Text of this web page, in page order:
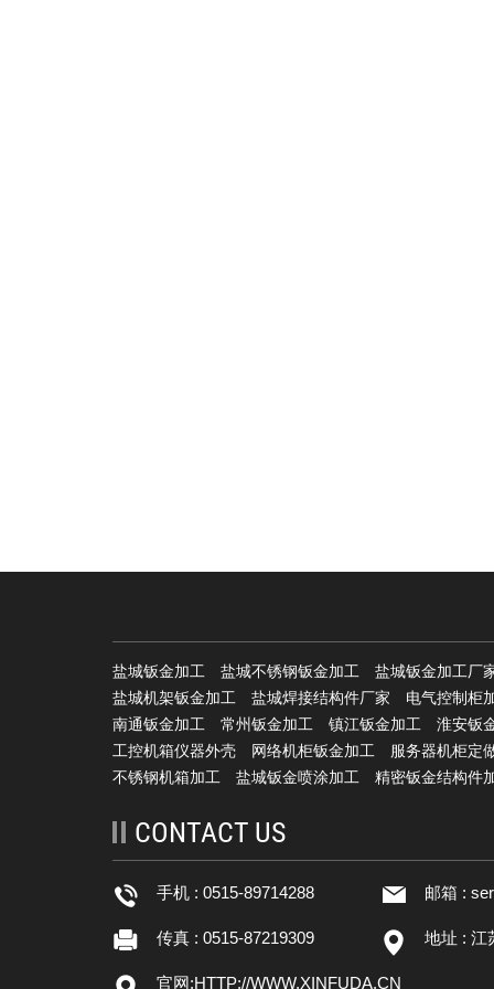
盐城钣金加工 盐城不锈钢钣金加工
盐城钣金加工厂
盐城机架钣金加工
盐城焊接结构件厂家
电气控制柜
南通钣金加工
常州钣金加工 镇江钣金加工
淮安钣
工控机箱仪器外壳
网络机柜钣金加工
服务器机柜定
不锈钢机箱加工
盐城钣金喷涂加工 精密钣金结构件
CONTACT US
手机 : 0515-89714288 邮箱 :
传真 : 0515-87219309 地址 : 江
官网:HTTP://WWW.XINFUDA.CN